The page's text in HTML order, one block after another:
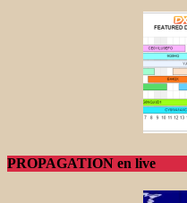
PROPAGATION en live